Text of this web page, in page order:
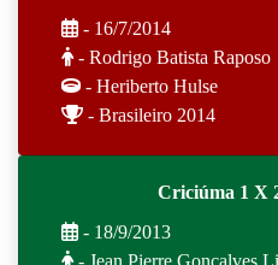
- 16/7/2014
- Rodrigo Batista Raposo
- Heriberto Hulse
- Brasileiro 2014
Criciúma 1 X
- 18/9/2013
- Jean Pierre Gonçalves